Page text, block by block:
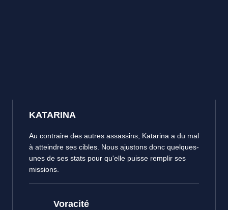
KATARINA
Au contraire des autres assassins, Katarina a du mal
à atteindre ses cibles. Nous ajustons donc quelques-
unes de ses stats pour qu'elle puisse remplir ses
missions.
Voracité